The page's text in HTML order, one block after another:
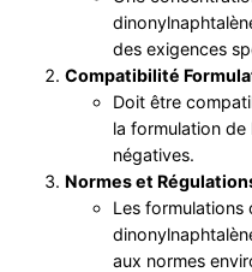
des exigences
Compatibilité
Doit être
la formulation de
négatives.
Normes et
Les formulations
aux normes